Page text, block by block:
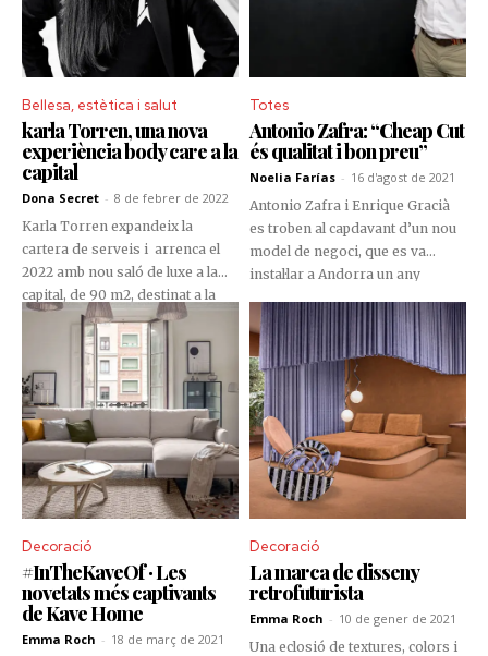
profunda, i que el centre disposa
de manera exclusiva al país.
novembre, el seu equip va
decidir celebrar la data especial
amb els seus pacients més fidels.
Bellesa, estètica i salut
karla Torren, una nova
experiència body care a la
capital
Dona Secret - 8 de febrer de 2022
Karla Torren expandeix la
cartera de serveis i arrenca el
2022 amb nou saló de luxe a la
capital, de 90 m2, destinat a la
cura de la salut, la bellesa i el
Totes
Antonio Zafra: “Cheap Cut
és qualitat i bon preu”
Noelia Farías - 16 d'agost de 2021
Antonio Zafra i Enrique Gracià
es troben al capdavant d’un nou
model de negoci, que es va
instal·lar a Andorra un any
estàndards aleshores existents.
Es tracta de Cheap Cut, un nou
concepte de perruqueria, que
reuneix qualitat, un excel·lent
servei i el millor preu.
Decoració
#InTheKaveOf · Les
novetats més captivants
de Kave Home
Emma Roch - 18 de març de 2021
Decoració
La marca de disseny
retrofuturista
Emma Roch - 10 de gener de 2021
Una eclosió de textures, colors i